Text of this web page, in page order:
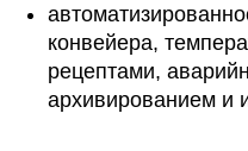
конвейера,
рецептами,
архивированием и